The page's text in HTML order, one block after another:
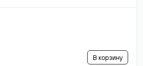
В корзину